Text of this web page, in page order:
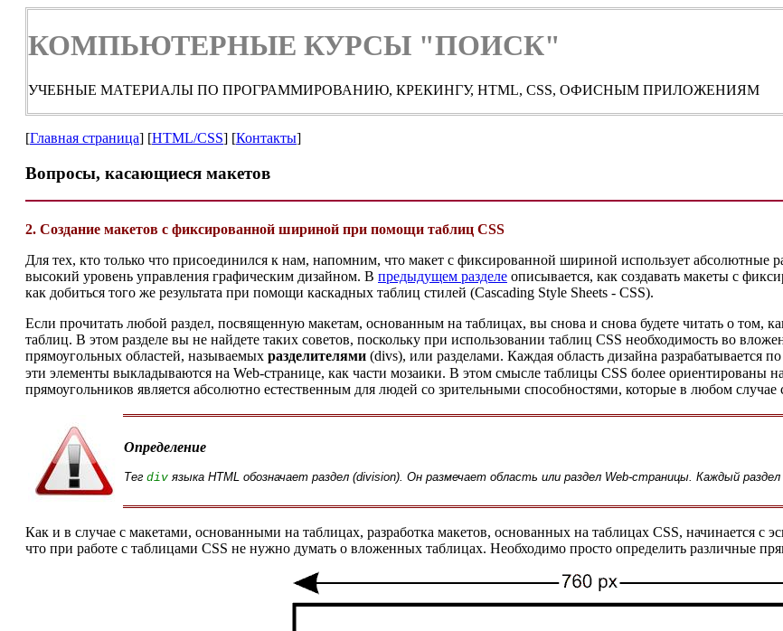
КОМПЬЮТЕРНЫЕ КУРСЫ "ПОИСК"
УЧЕБНЫЕ МАТЕРИАЛЫ ПО ПРОГРАММИРОВАНИЮ, КРЕКИНГУ, HTML, CSS, ОФИСНЫМ ПРИЛОЖЕНИЯМ
[Главная страница] [HTML/CSS] [Контакты]
Вопросы, касающиеся макетов
2. Создание макетов с фиксированной шириной при помощи таблиц CSS
Для тех, кто только что присоединился к нам, напомним, что макет с фиксированной шириной использует абсолютные
высокий уровень управления графическим дизайном. В предыдущем разделе описывается, как создавать макеты с
как добиться того же результата при помощи каскадных таблиц стилей (Cascading Style Sheets - CSS).
Если прочитать любой раздел, посвященную макетам, основанным на таблицах, вы снова и снова будете читать о том,
таблиц. В этом разделе вы не найдете таких советов, поскольку при использовании таблиц CSS необходимость во
прямоугольных областей, называемых разделителями (divs), или разделами. Каждая область дизайна разрабатывается
эти элементы выкладываются на Web-странице, как части мозаики. В этом смысле таблицы CSS более
прямоугольников является абсолютно естественным для людей со зрительными способностями, которые в любом случае
Определение
Тег div языка HTML обозначает раздел (division). Он размечает область или раздел Web-страницы. Каждый
Как и в случае с макетами, основанными на таблицах, разработка макетов, основанных на таблицах CSS, начинается с
что при работе с таблицами CSS не нужно думать о вложенных таблицах. Необходимо просто определить различные